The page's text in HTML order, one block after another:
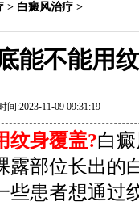
> 白癜风治疗 >
能不能用
间:2023-11-09 09:31:19
纹身覆盖?白
露部位长出的
些患者想通过